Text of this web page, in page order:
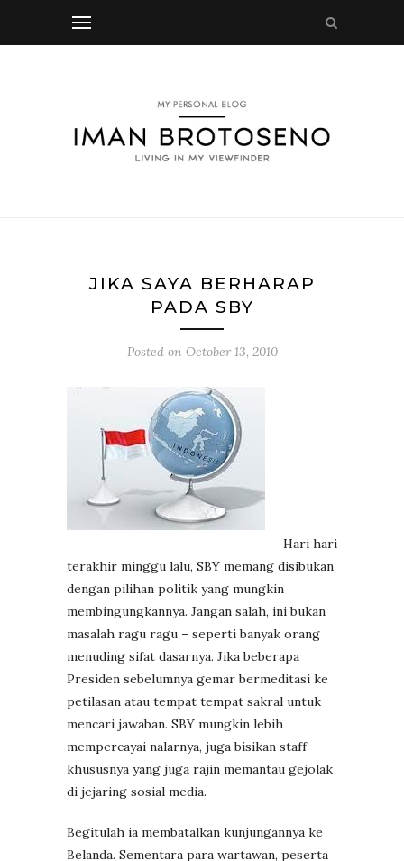
JIKA SAYA BERHARAP
PADA SBY
Posted on October 13, 2010
Hari hari
terakhir minggu lalu, SBY memang disibukan
dengan pilihan politik yang mungkin
membingungkannya. Jangan salah, ini bukan
masalah ragu ragu – seperti banyak orang
menuding sifat dasarnya. Jika beberapa
Presiden sebelumnya gemar bermeditasi ke
petilasan atau tempat tempat sakral untuk
mencari jawaban. SBY mungkin lebih
mempercayai nalarnya, juga bisikan staff
khususnya yang juga rajin memantau gejolak
di jejaring sosial media.
Begitulah ia membatalkan kunjungannya ke
Belanda. Sementara para wartawan, peserta